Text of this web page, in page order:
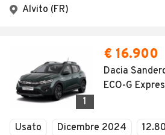
Alvito (FR)
1
€ 16.900
Dacia
ECO-G
Usato Dicembre 2024